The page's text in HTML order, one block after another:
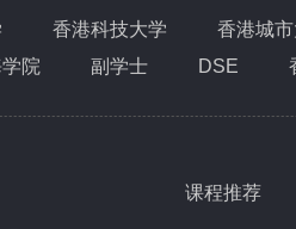
香港科技大学
香港城
院 副学士 DSE
课程推荐